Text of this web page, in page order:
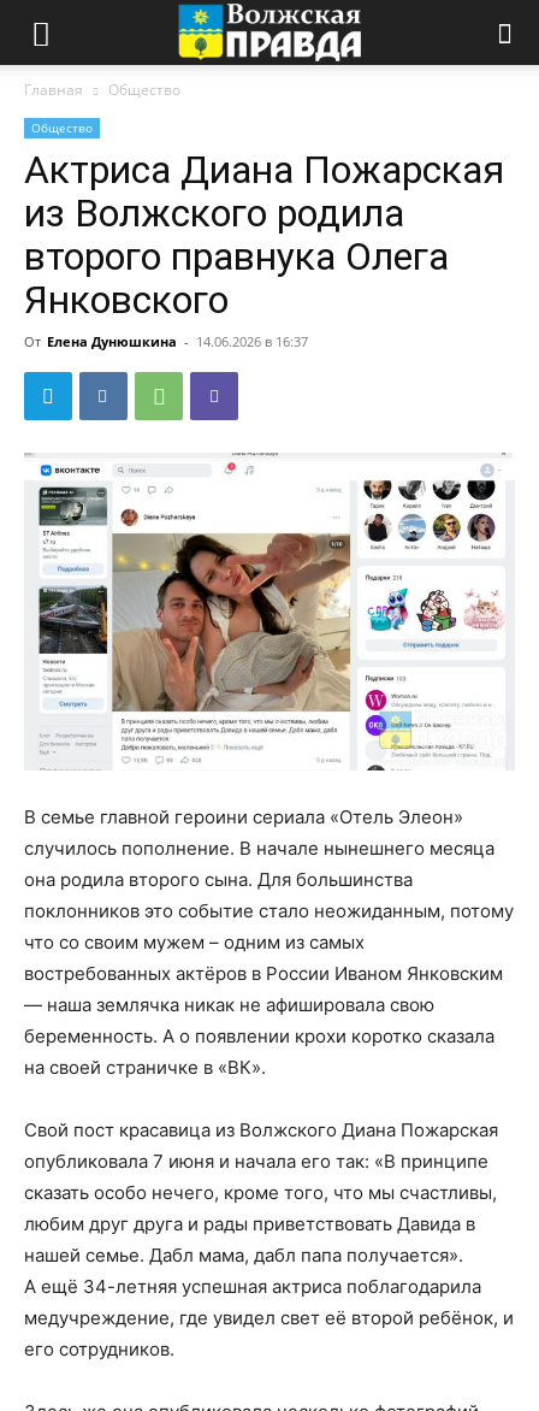
Главная Общество
Общество
Актриса Диана Пожарская
из Волжского родила
второго правнука Олега
Янковского
От Елена Дунюшкина - 14.06.2026 в 16:37
В семье главной героини сериала «Отель Элеон»
случилось пополнение. В начале нынешнего месяца
она родила второго сына. Для большинства
поклонников это событие стало неожиданным, потому
что со своим мужем – одним из самых
востребованных актёров в России Иваном Янковским
— наша землячка никак не афишировала свою
беременность. А о появлении крохи коротко сказала
на своей страничке в «ВК».
Свой пост красавица из Волжского Диана Пожарская
опубликовала 7 июня и начала его так: «В принципе
сказать особо нечего, кроме того, что мы счастливы,
любим друг друга и рады приветствовать Давида в
нашей семье. Дабл мама, дабл папа получается».
А ещё 34-летняя успешная актриса поблагодарила
медучреждение, где увидел свет её второй ребёнок, и
его сотрудников.